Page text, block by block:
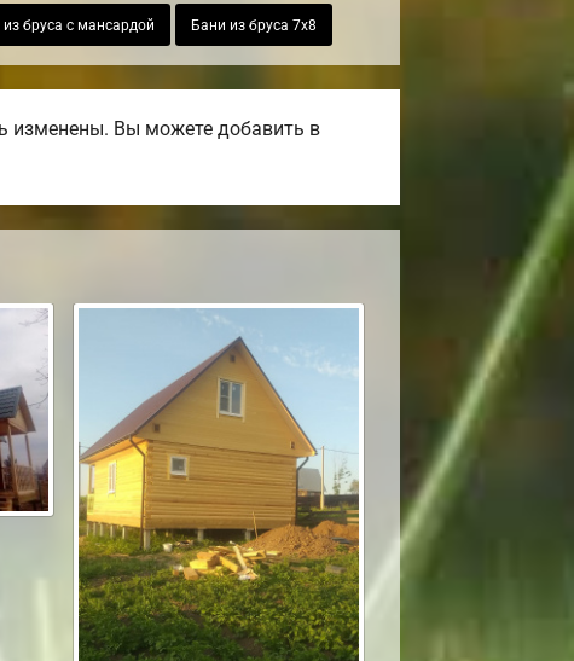
бруса с мансардой Бани из бруса 7х8
изменены. Вы можете добавить в